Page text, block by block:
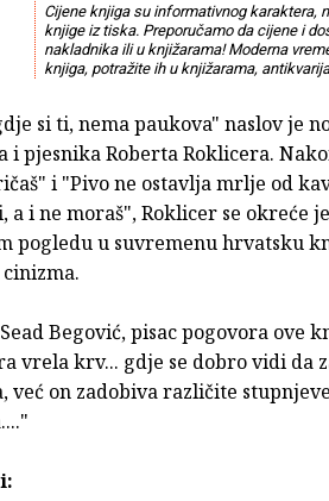
Cijene knjiga su informativnog karaktera,
knjige iz tiska. Preporučamo da cijene i
nakladnika ili u knjižarama! Moderna
knjiga, potražite ih u knjižarama,
si ti, nema paukova" naslov je
i pjesnika Roberta Roklicera.
i "Pivo ne ostavlja mrlje od
a i ne moraš", Roklicer se okreće
pogledu u suvremenu hrvatsku
Begović, pisac pogovora ove
vrela krv... gdje se dobro vidi da
već on zadobiva različite